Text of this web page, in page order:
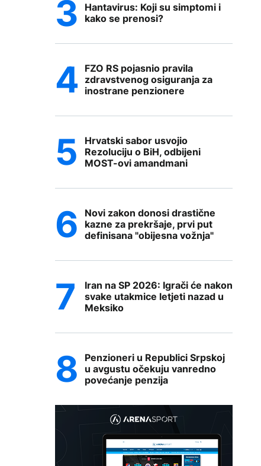
Hantavirus: Koji su simptomi i
kako se prenosi?
FZO RS pojasnio pravila
zdravstvenog osiguranja za
inostrane penzionere
Hrvatski sabor usvojio
Rezoluciju o BiH, odbijeni
MOST-ovi amandmani
Novi zakon donosi drastične
kazne za prekršaje, prvi put
definisana "obijesna vožnja"
Iran na SP 2026: Igrači će nakon
svake utakmice letjeti nazad u
Meksiko
Penzioneri u Republici Srpskoj
u avgustu očekuju vanredno
povećanje penzija